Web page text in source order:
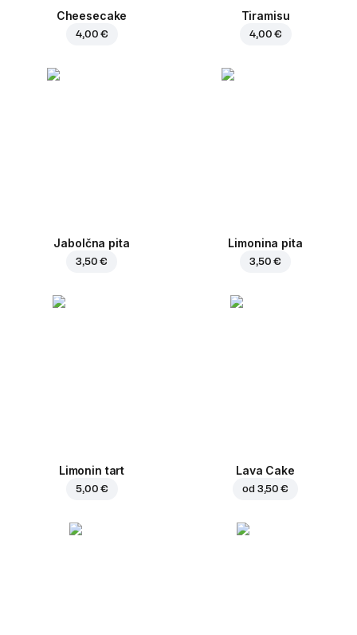
Cheesecake
4,00 €
Tiramisu
4,00 €
Jabolčna pita
3,50 €
Limonina pita
3,50 €
Limonin tart
5,00 €
Lava Cake
od 3,50 €